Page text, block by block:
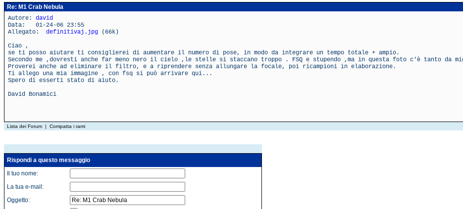
Re: M1 Crab Nebula
Autore: david
Data: 01-24-06 23:55
Allegato: definitivaj.jpg (66k)
Ciao ,
se ti posso aiutare ti consiglierei di aumentare il numero di pose, in modo da integrare un tempo totale + ampio.
Secondo me ,dovresti anche far meno nero il cielo ,le stelle si staccano troppo . FSQ e stupendo ,ma in questa foto c'è tanto da
Proverei anche ad eliminare il filtro, e a riprendere senza allungare la focale, poi ricampioni in elaborazione.
Ti allego una mia immagine , con fsq si può arrivare qui...
Spero di esserti stato di aiuto.
David Bonamici
Lista dei Forum | Compatta i rami
Rispondi a questo messaggio
Il tuo nome:
La tua e-mail:
Oggetto: